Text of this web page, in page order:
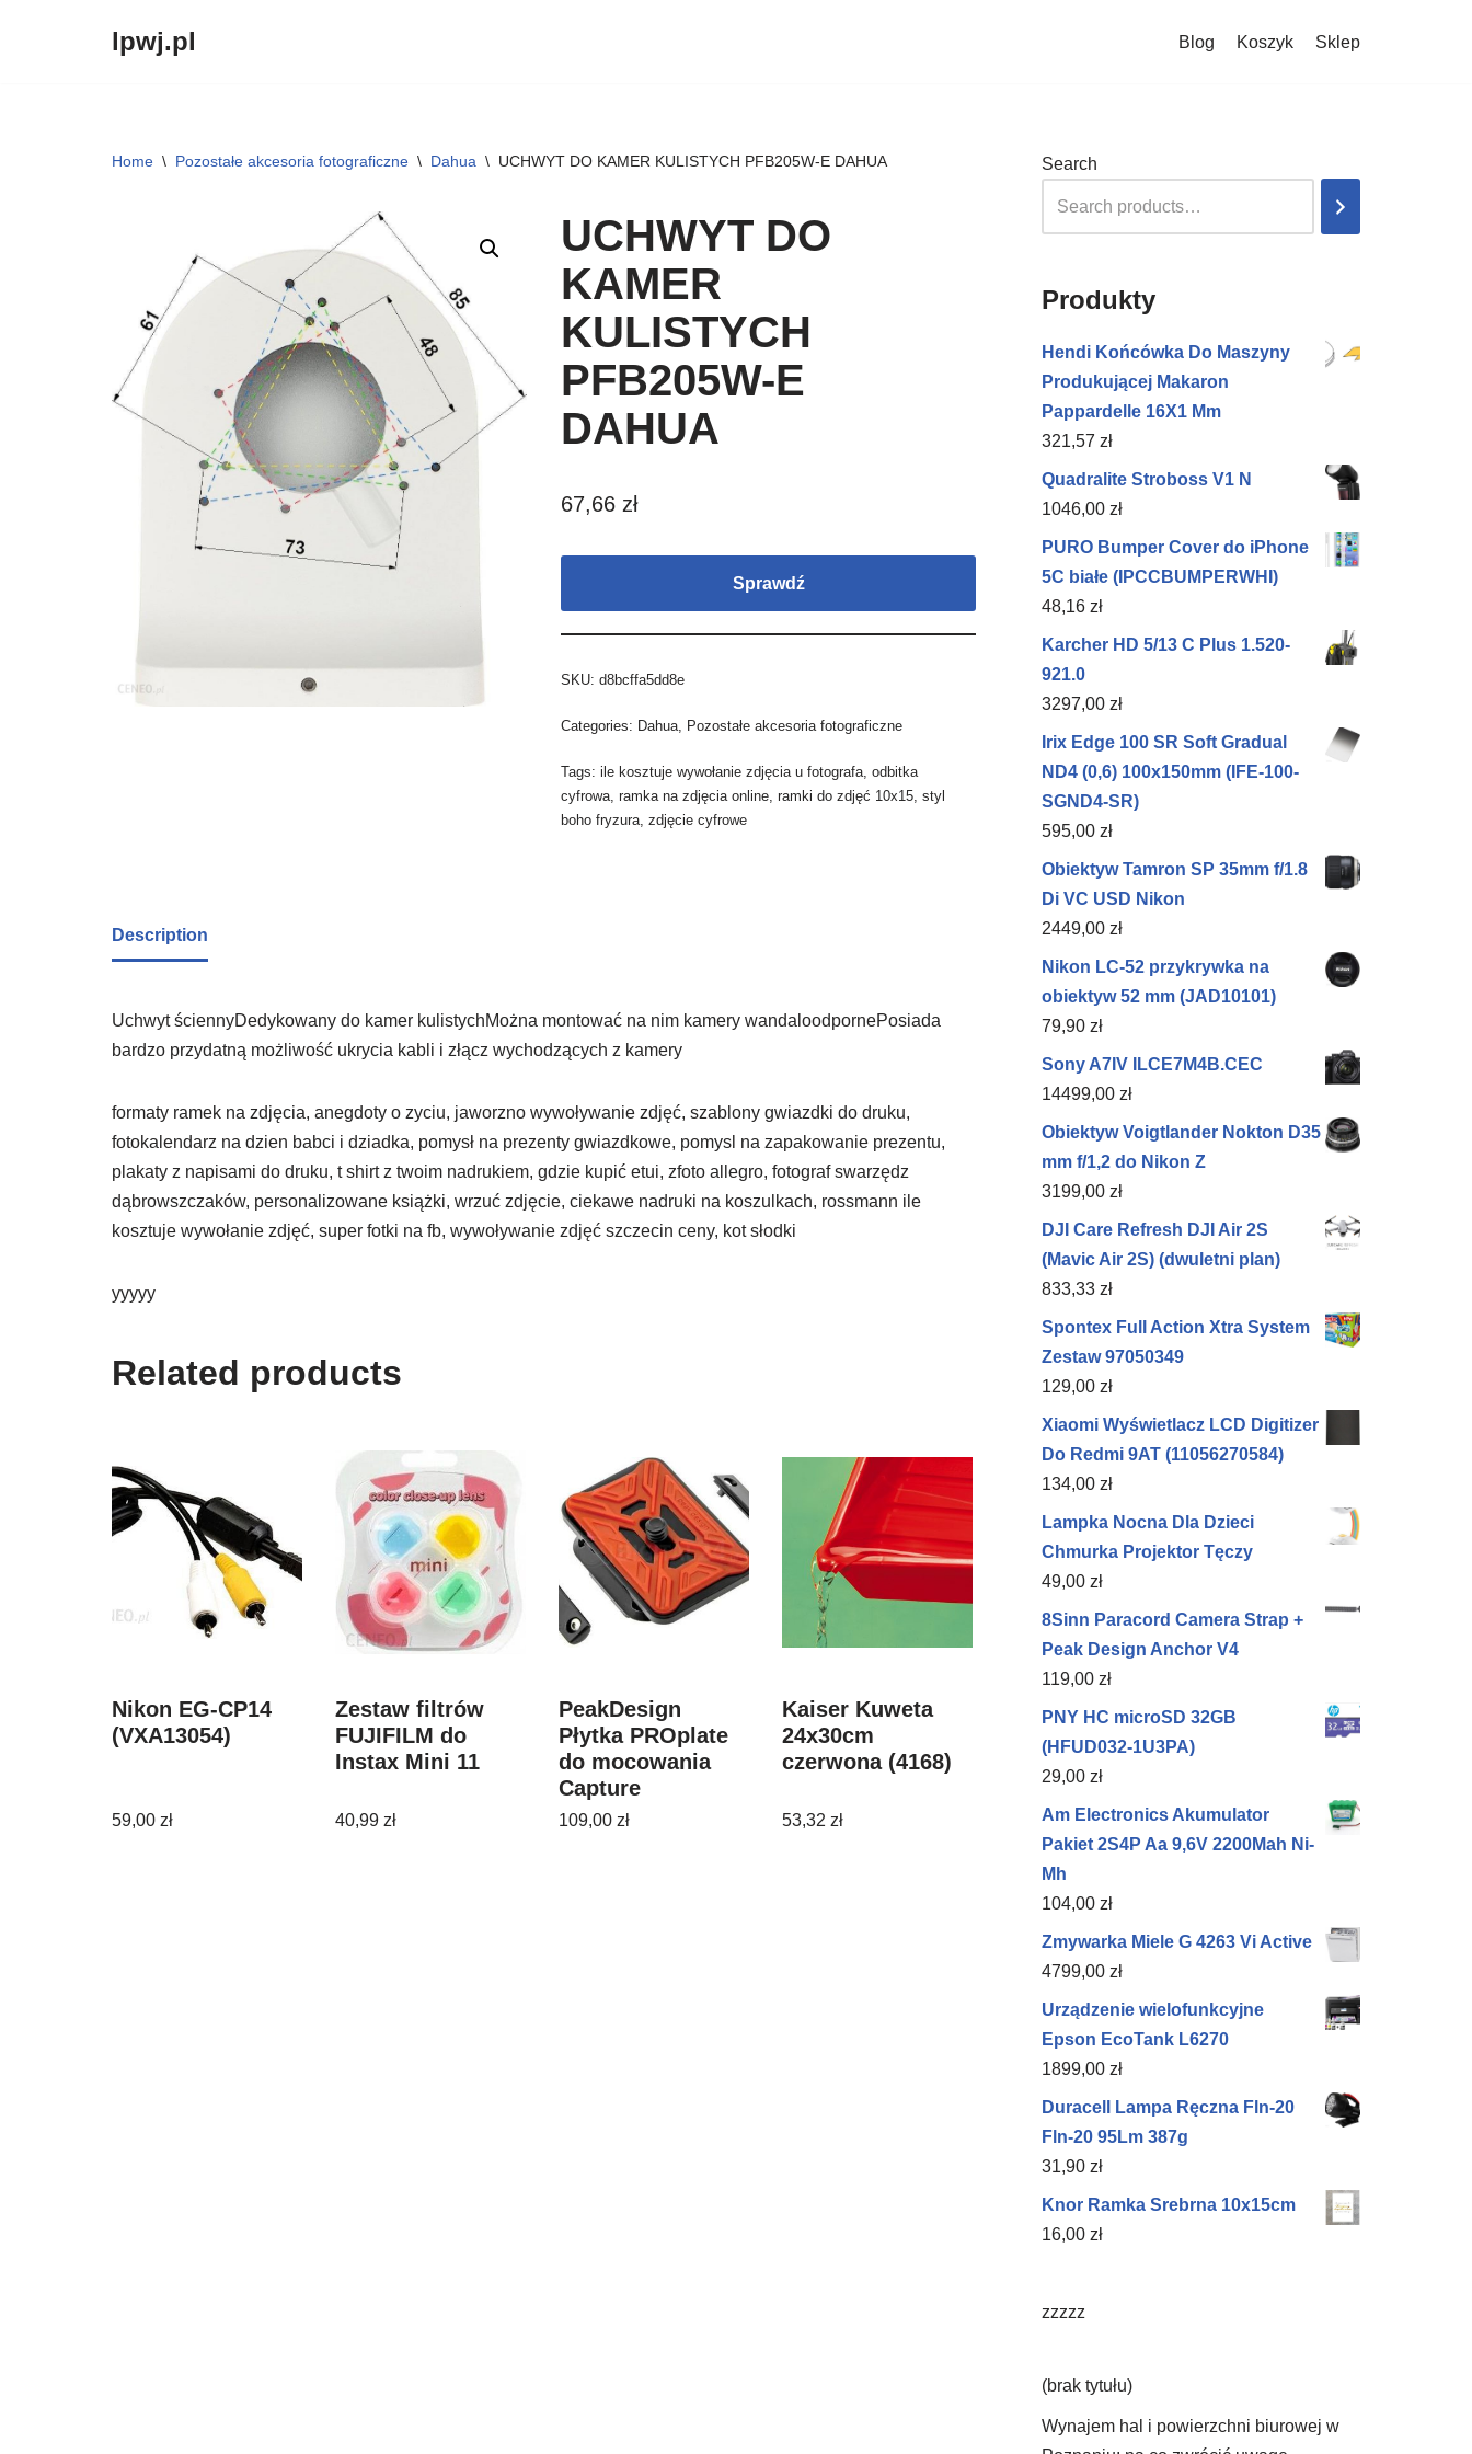
lpwj.pl Blog Koszyk Sklep
Home \ Pozostałe akcesoria fotograficzne \ Dahua \ UCHWYT DO KAMER KULISTYCH PFB205W-E DAHUA
UCHWYT DO
KAMER
KULISTYCH
PFB205W-E
DAHUA
67,66 zł
Sprawdź
SKU:d8bcffa5dd8e
Categories: Dahua, Pozostałe akcesoria fotograficzne
Tags:ile kosztuje wywołanie zdjęcia u fotografa,odbitka
cyfrowa,ramka na zdjęcia online,ramki do zdjęć 10x15,styl
boho fryzura,zdjęcie cyfrowe
Description
Uchwyt ściennyDedykowany do kamer kulistychMożna montować na nim kamery wandaloodpornePosiada
bardzo przydatną możliwość ukrycia kabli i złącz wychodzących z kamery
formaty ramek na zdjęcia, anegdoty o zyciu, jaworzno wywoływanie zdjęć, szablony gwiazdki do druku,
fotokalendarz na dzien babci i dziadka, pomysł na prezenty gwiazdkowe, pomysl na zapakowanie prezentu,
plakaty z napisami do druku, t shirt z twoim nadrukiem, gdzie kupić etui, zfoto allegro, fotograf swarzędz
dąbrowszczaków, personalizowane książki, wrzuć zdjęcie, ciekawe nadruki na koszulkach, rossmann ile
kosztuje wywołanie zdjęć, super fotki na fb, wywoływanie zdjęć szczecin ceny, kot słodki
yyyyy
Related products
Nikon EG-CP14
(VXA13054)
59,00 zł
Zestaw filtrów
FUJIFILM do
Instax Mini 11
40,99 zł
PeakDesign
Płytka PROplate
do mocowania
Capture
109,00 zł
Kaiser Kuweta
24x30cm
czerwona (4168)
53,32 zł
Search
Produkty
Hendi Końcówka Do Maszyny
Produkującej Makaron
Pappardelle 16X1 Mm
321,57 zł
Quadralite Stroboss V1 N
1046,00 zł
PURO Bumper Cover do iPhone
5C białe (IPCCBUMPERWHI)
48,16 zł
Karcher HD 5/13 C Plus 1.520-
921.0
3297,00 zł
Irix Edge 100 SR Soft Gradual
ND4 (0,6) 100x150mm (IFE-100-
SGND4-SR)
595,00 zł
Obiektyw Tamron SP 35mm f/1.8
Di VC USD Nikon
2449,00 zł
Nikon LC-52 przykrywka na
obiektyw 52 mm (JAD10101)
79,90 zł
Sony A7IV ILCE7M4B.CEC
14499,00 zł
Obiektyw Voigtlander Nokton D35
mm f/1,2 do Nikon Z
3199,00 zł
DJI Care Refresh DJI Air 2S
(Mavic Air 2S) (dwuletni plan)
833,33 zł
Spontex Full Action Xtra System
Zestaw 97050349
129,00 zł
Xiaomi Wyświetlacz LCD Digitizer
Do Redmi 9AT (11056270584)
134,00 zł
Lampka Nocna Dla Dzieci
Chmurka Projektor Tęczy
49,00 zł
8Sinn Paracord Camera Strap +
Peak Design Anchor V4
119,00 zł
PNY HC microSD 32GB
(HFUD032-1U3PA)
29,00 zł
Am Electronics Akumulator
Pakiet 2S4P Aa 9,6V 2200Mah Ni-
Mh
104,00 zł
Zmywarka Miele G 4263 Vi Active
4799,00 zł
Urządzenie wielofunkcyjne
Epson EcoTank L6270
1899,00 zł
Duracell Lampa Ręczna Fln-20
Fln-20 95Lm 387g
31,90 zł
Knor Ramka Srebrna 10x15cm
16,00 zł
zzzzz
(brak tytułu)
Wynajem hal i powierzchni biurowej w